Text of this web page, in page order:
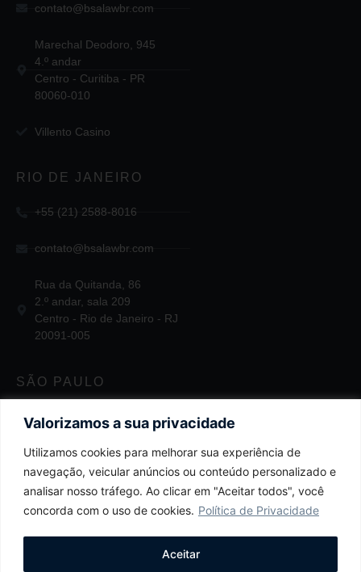
Valorizamos a sua privacidade
Utilizamos cookies para melhorar sua experiência de
navegação, veicular anúncios ou conteúdo personalizado e
analisar nosso tráfego. Ao clicar em "Aceitar todos", você
concorda com o uso de cookies. Política de Privacidade
Aceitar
contato@bsalawbr.com
Marechal Deodoro, 945
4.º andar
Centro - Curitiba - PR
80060-010
Villento Casino
RIO DE JANEIRO
+55 (21) 2588-8016
contato@bsalawbr.com
Rua da Quitanda, 86
2.º andar, sala 209
Centro - Rio de Janeiro - RJ
20091-005
SÃO PAULO
+55 11 2124-3747
contato@bsalawbr.com
Av. Juscelino Kubitschek, 1455
4.º andar
04543-011